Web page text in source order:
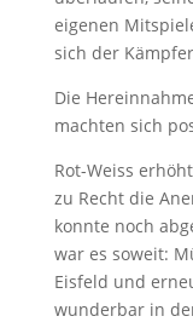
eigenen
sich der
Die
machten sich
Rot-Weiss
zu Recht die
konnte noch
war es soweit:
Eisfeld und
wunderbar in